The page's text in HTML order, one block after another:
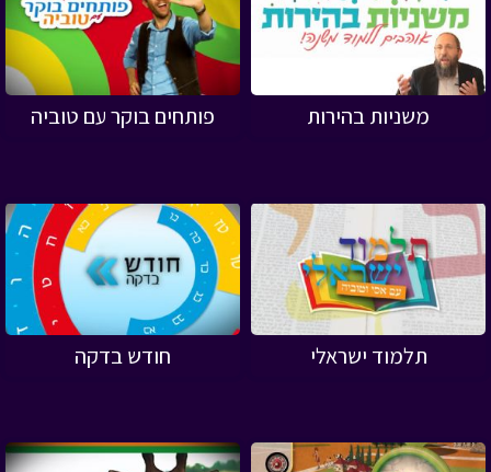
משניות בהירות פותחים בוקר עם טוביה
תלמוד ישראלי חודש בדקה